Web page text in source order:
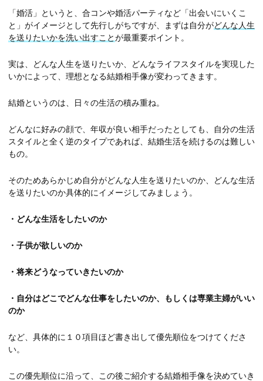
「婚活」というと、合コンや婚活パーティなど「出会いにいくこ
と」がイメージとして先行しがちですが、まずは自分がどんな人生
を送りたいかを洗い出すことが最重要ポイント。
実は、どんな人生を送りたいか、どんなライフスタイルを実現した
いかによって、理想となる結婚相手像が変わってきます。
結婚というのは、日々の生活の積み重ね。
どんなに好みの顔で、年収が良い相手だったとしても、自分の生活
スタイルと全く逆のタイプであれば、結婚生活を続けるのは難しい
もの。
そのためあらかじめ自分がどんな人生を送りたいのか、どんな生活
を送りたいのか具体的にイメージしてみましょう。
・どんな生活をしたいのか
・子供が欲しいのか
・将来どうなっていきたいのか
・自分はどこでどんな仕事をしたいのか、もしくは専業主婦がいい
のか
など、具体的に１０項目ほど書き出して優先順位をつけてくださ
い。
この優先順位に沿って、この後ご紹介する結婚相手像を決めていき